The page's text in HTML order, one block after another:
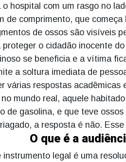
o hospital com um rasgo no
de comprimento, que
de ossos são visíveis
proteger o cidadão inocente
se beneficia e a vítima
a soltura imediata de
várias respostas acadêmicas
no mundo real, aquele
de gasolina, e que teve
a resposta é não.
O que é a
instrumento legal é uma